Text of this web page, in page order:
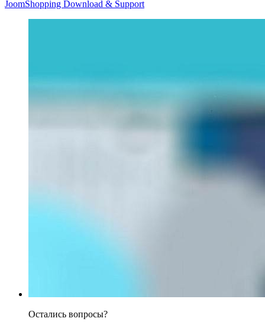
JoomShopping Download & Support
Остались вопросы?